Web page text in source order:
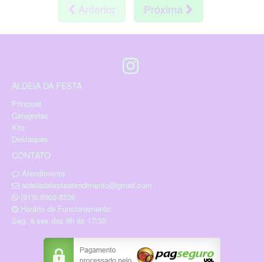
Anterior Próxima
ALDEIA DA FESTA
Principal
Categorias
Kits
Destaques
CONTATO
Atendimento
aldeiadafestaatendimento@gmail.com
(81)9.8903-8536
Horário de Funcionamento:
Seg. á sex das 8h ás 17:30